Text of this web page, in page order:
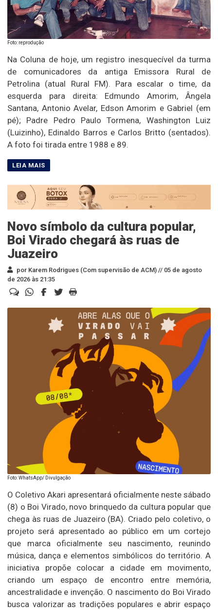
Foto: reprodução
Na Coluna de hoje, um registro inesquecível da turma
de comunicadores da antiga Emissora Rural de
Petrolina (atual Rural FM). Para escalar o time, da
esquerda para direita: Edmundo Amorim, Ângela
Santana, Antonio Avelar, Edson Amorim e Gabriel (em
pé); Padre Pedro Paulo Tormena, Washington Luiz
(Luizinho), Edinaldo Barros e Carlos Britto (sentados).
A foto foi tirada entre 1988 e 89.
Novo símbolo da cultura popular,
Boi Virado chegará às ruas de
Juazeiro
por Karem Rodrigues (Com supervisão de ACM) // 05 de agosto
de 2026 às 21:35
Foto: WhatsApp/ Divulgação
O Coletivo Akari apresentará oficialmente neste sábado
(8) o Boi Virado, novo brinquedo da cultura popular que
chega às ruas de Juazeiro (BA). Criado pelo coletivo, o
projeto será apresentado ao público em um cortejo
que marca oficialmente seu nascimento, reunindo
música, dança e elementos simbólicos do território. A
iniciativa propõe colocar a cidade em movimento,
criando um espaço de encontro entre memória,
ancestralidade e invenção. O nascimento do Boi Virado
busca valorizar as tradições populares e abrir espaço